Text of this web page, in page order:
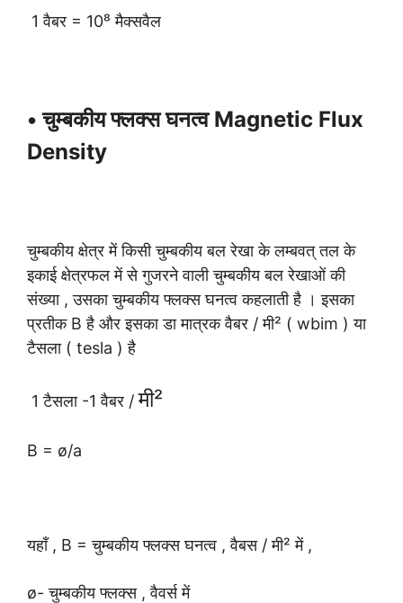
1 वैबर = 10⁸ मैक्सवैल
• चुम्बकीय फ्लक्स घनत्व Magnetic Flux
Density
चुम्बकीय क्षेत्र में किसी चुम्बकीय बल रेखा के लम्बवत् तल के
इकाई क्षेत्रफल में से गुजरने वाली चुम्बकीय बल रेखाओं की
संख्या , उसका चुम्बकीय फ्लक्स घनत्व कहलाती है । इसका
प्रतीक B है और इसका डा मात्रक वैबर / मी² ( wbim ) या
टैसला ( tesla ) है
1 टैसला -1 वैबर /मी²
B = ø/a
यहाँ , B = चुम्बकीय फ्लक्स घनत्व , वैबस / मी² में ,
ø- चुम्बकीय फ्लक्स , वैवर्स में